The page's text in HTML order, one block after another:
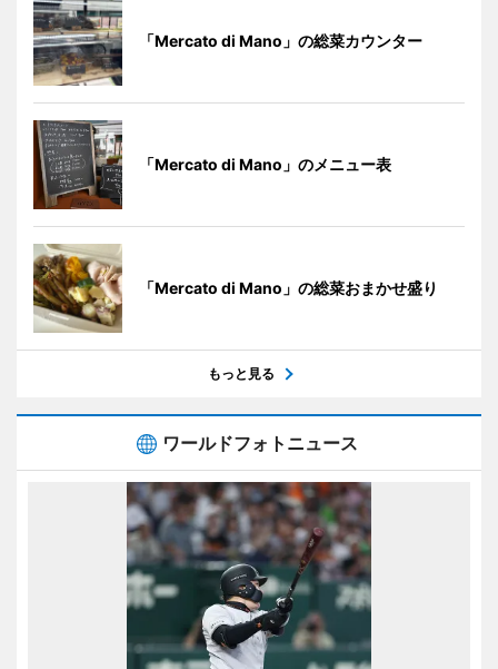
「Mercato di Mano」の総菜カウンター
「Mercato di Mano」のメニュー表
「Mercato di Mano」の総菜おまかせ盛り
もっと見る
ワールドフォトニュース